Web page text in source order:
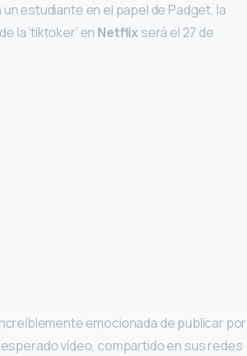
un estudiante en el papel de Padget, la
la ‘tiktoker’ en Netflixserá el 27 de
emocionada de publicar por
esperado vídeo, compartido en sus redes